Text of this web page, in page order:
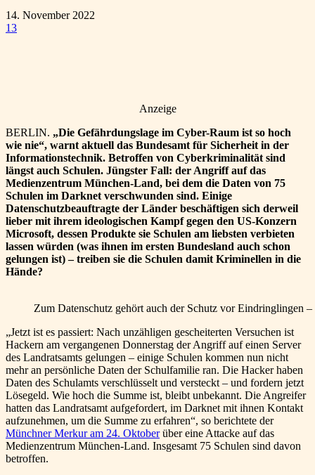
14. November 2022
13
Anzeige
BERLIN. „Die Gefährdungslage im Cyber-Raum ist so hoch
wie nie“, warnt aktuell das Bundesamt für Sicherheit in der
Informationstechnik. Betroffen von Cyberkriminalität sind
längst auch Schulen. Jüngster Fall: der Angriff auf das
Medienzentrum München-Land, bei dem die Daten von 75
Schulen im Darknet verschwunden sind. Einige
Datenschutzbeauftragte der Länder beschäftigen sich derweil
lieber mit ihrem ideologischen Kampf gegen den US-Konzern
Microsoft, dessen Produkte sie Schulen am liebsten verbieten
lassen würden (was ihnen im ersten Bundesland auch schon
gelungen ist) – treiben sie die Schulen damit Kriminellen in die
Hände?
Zum Datenschutz gehört auch der Schutz vor Eindringlingen
„Jetzt ist es passiert: Nach unzähligen gescheiterten Versuchen ist
Hackern am vergangenen Donnerstag der Angriff auf einen Server
des Landratsamts gelungen – einige Schulen kommen nun nicht
mehr an persönliche Daten der Schulfamilie ran. Die Hacker haben
Daten des Schulamts verschlüsselt und versteckt – und fordern jetzt
Lösegeld. Wie hoch die Summe ist, bleibt unbekannt. Die Angreifer
hatten das Landratsamt aufgefordert, im Darknet mit ihnen Kontakt
aufzunehmen, um die Summe zu erfahren“, so berichtete der
Münchner Merkur am 24. Oktoberüber eine Attacke auf das
Medienzentrum München-Land. Insgesamt 75 Schulen sind davon
betroffen.